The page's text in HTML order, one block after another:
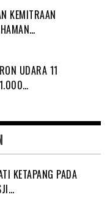
KEMITRAAN
UDARA 11
1.000…
KETAPANG PADA